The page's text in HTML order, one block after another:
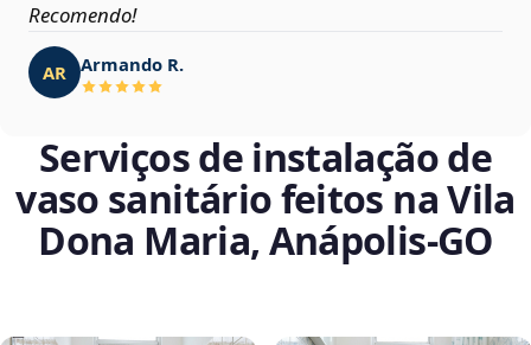
Recomendo!
AR Armando R.
Serviços de instalação de
vaso sanitário feitos na Vila
Dona Maria, Anápolis‑GO